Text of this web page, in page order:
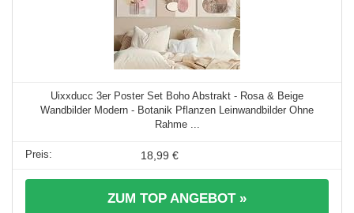
Uixxducc 3er Poster Set Boho Abstrakt - Rosa & Beige
Wandbilder Modern - Botanik Pflanzen Leinwandbilder Ohne
Rahme ...
18,99 €
ZUM TOP ANGEBOT »